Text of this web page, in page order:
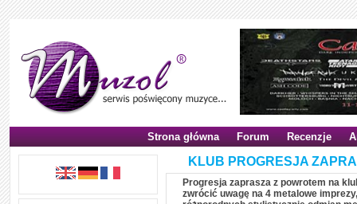
Strona główna Forum Recenzje
KLUB PROGRESJA
Progresja zaprasza z powrotem na
zwrócić uwagę na 4 metalowe